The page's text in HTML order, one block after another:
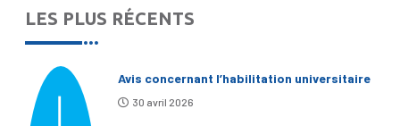
LES PLUS RÉCENTS
Avis concernant l’habilitation universitaire
30 avril 2026